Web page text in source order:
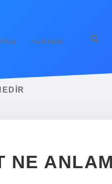
Uyarı Hakkımızda
NE